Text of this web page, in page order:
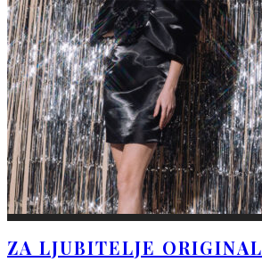
ZA LJUBITELJE